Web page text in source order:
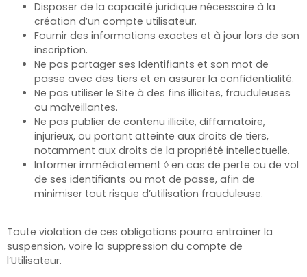
Disposer de la capacité juridique nécessaire à la
création d’un compte utilisateur.
Fournir des informations exactes et à jour lors de son
inscription.
Ne pas partager ses Identifiants et son mot de
passe avec des tiers et en assurer la confidentialité.
Ne pas utiliser le Site à des fins illicites, frauduleuses
ou malveillantes.
Ne pas publier de contenu illicite, diffamatoire,
injurieux, ou portant atteinte aux droits de tiers,
notamment aux droits de la propriété intellectuelle.
Informer immédiatement ◊ en cas de perte ou de vol
de ses identifiants ou mot de passe, afin de
minimiser tout risque d’utilisation frauduleuse.
Toute violation de ces obligations pourra entraîner la
suspension, voire la suppression du compte de
l’Utilisateur.